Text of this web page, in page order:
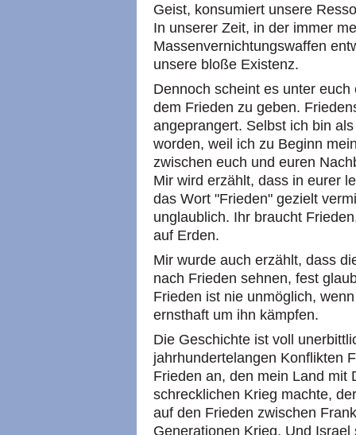
Geist, konsumiert unsere
In unserer Zeit, in der immer
Massenvernichtungswaffen
unsere bloße Existenz.
Dennoch scheint es unter
dem Frieden zu geben.
angeprangert. Selbst ich bin
worden, weil ich zu Beginn
zwischen euch und euren
Mir wird erzählt, dass in eurer
das Wort "Frieden" gezielt
unglaublich. Ihr braucht
auf Erden.
Mir wurde auch erzählt, dass
nach Frieden sehnen, fest
Frieden ist nie unmöglich,
ernsthaft um ihn kämpfen.
Die Geschichte ist voll
jahrhundertelangen Konflikten
Frieden an, den mein Land mit
schrecklichen Krieg machte,
auf den Frieden zwischen
Generationen Krieg. Und